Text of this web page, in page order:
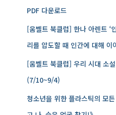
PDF 다운로드
[움벨트 북클럽] 한나 아렌트 ‘
리를 압도할 때 인간에 대해
[움벨트 북클럽] 우리 시대 소
(7/10~9/4)
청소년을 위한 플라스틱의 모